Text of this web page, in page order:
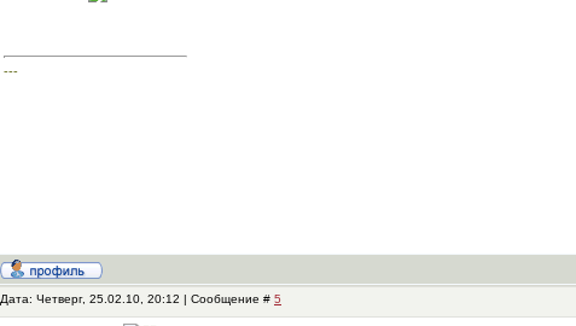
---
Дата: Четверг, 25.02.10, 20:12 | Сообщение # 5